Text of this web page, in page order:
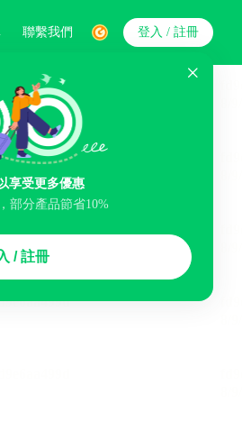
聯繫我們
享受更多優惠
部分產品節省10%
/ 註冊
登入 / 註冊
民宿 泊車場